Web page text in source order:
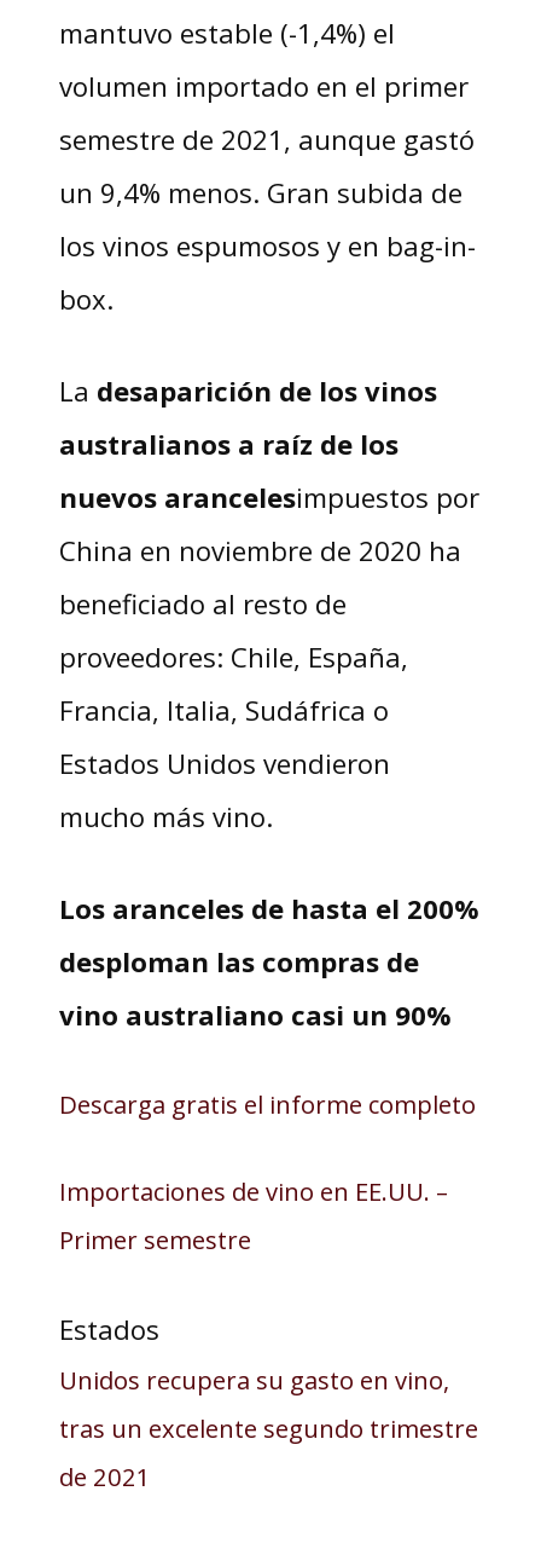
mantuvo estable (-1,4%) el
volumen importado en el primer
semestre de 2021, aunque gastó
un 9,4% menos. Gran subida de
los vinos espumosos y en bag-in-
box.
La desaparición de los vinos
australianos a raíz de los
nuevos arancelesimpuestos por
China en noviembre de 2020 ha
beneficiado al resto de
proveedores: Chile, España,
Francia, Italia, Sudáfrica o
Estados Unidos vendieron
mucho más vino.
Los aranceles de hasta el 200%
desploman las compras de
vino australiano casi un 90%
Descarga gratis el informe completo
Importaciones de vino en EE.UU. –
Primer semestre
Estados
Unidos recupera su gasto en vino,
tras un excelente segundo trimestre
de 2021